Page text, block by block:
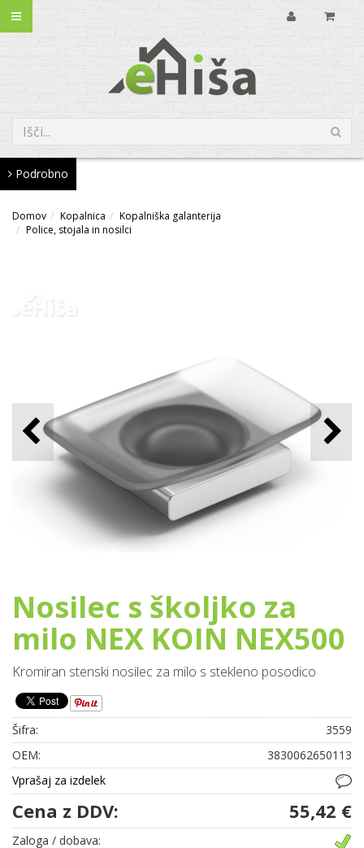
Podrobno
Domov Kopalnica
Kopalniška galanterija
Police, stojala in nosilci
Nosilec s školjko za
milo NEX KOIN NEX500
Kromiran stenski nosilec za milo s stekleno posodico
Šifra:
3559
OEM:
3830062650113
Vprašaj za izdelek
Cena z DDV: 55,42 €
Zaloga / dobava: